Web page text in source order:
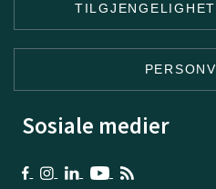
Sosiale medier